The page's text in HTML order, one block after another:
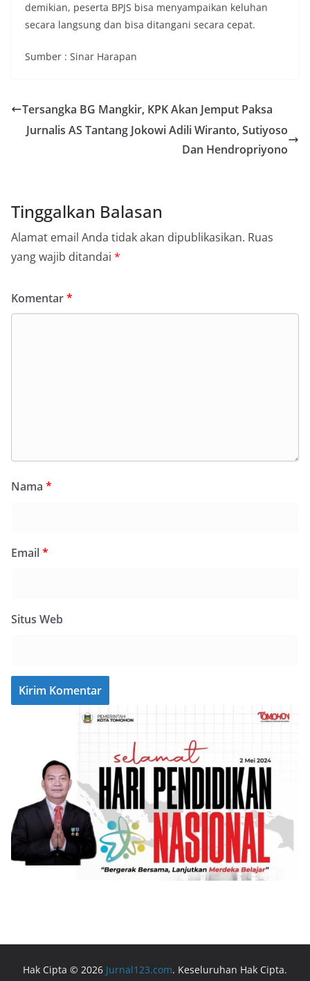
demikian, peserta BPJS bisa menyampaikan keluhan
secara langsung dan bisa ditangani secara cepat.
Sumber : Sinar Harapan
Tersangka BG Mangkir, KPK Akan Jemput Paksa
Jurnalis AS Tantang Jokowi Adili Wiranto, Sutiyoso
Dan Hendropriyono
Tinggalkan Balasan
Alamat email Anda tidak akan dipublikasikan. Ruas
yang wajib ditandai *
Komentar*
Nama *
Email*
Situs Web
Hak Cipta © 2026 Jurnal123.com. Keseluruhan Hak Cipta.